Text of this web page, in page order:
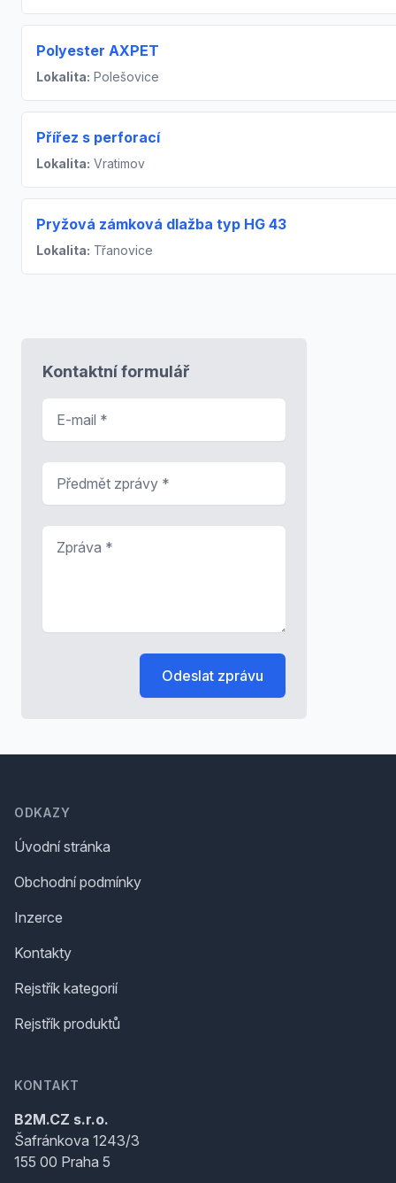
Polyester AXPET
Lokalita: Polešovice
Přířez s perforací
Lokalita: Vratimov
Pryžová zámková dlažba typ HG 43
Lokalita: Třanovice
Kontaktní formulář
Odeslat zprávu
ODKAZY
Úvodní stránka
Obchodní podmínky
Inzerce
Kontakty
Rejstřík kategorií
Rejstřík produktů
KONTAKT
B2M.CZ s.r.o.
Šafránkova 1243/3
155 00 Praha 5